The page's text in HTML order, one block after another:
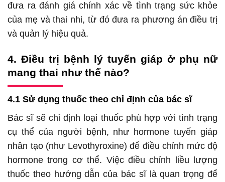
đưa ra đánh giá chính xác về tình trạng sức khỏe
của mẹ và thai nhi, từ đó đưa ra phương án điều trị
và quản lý hiệu quả.
4. Điều trị bệnh lý tuyến giáp ở phụ nữ
mang thai như thế nào?
4.1 Sử dụng thuốc theo chỉ định của bác sĩ
Bác sĩ sẽ chỉ định loại thuốc phù hợp với tình trạng
cụ thể của người bệnh, như hormone tuyến giáp
nhân tạo (như Levothyroxine) để điều chỉnh mức độ
hormone trong cơ thể. Việc điều chỉnh liều lượng
thuốc theo hướng dẫn của bác sĩ là quan trọng để